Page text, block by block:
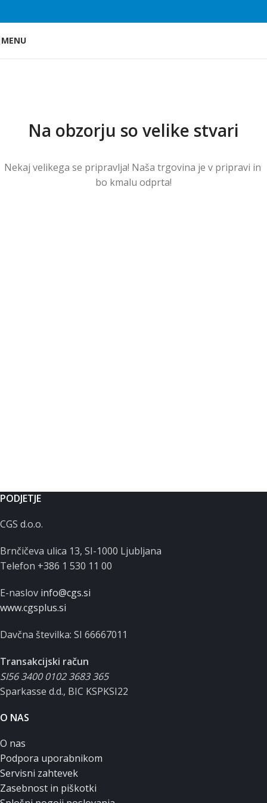
MENU
Na obzorju so velike stvari
Nekaj ​​velikega se pripravlja! Naša trgovina je v pripravi in ​​
bo kmalu odprta!
PODJETJE
CGS d.o.o.
Brnčičeva ulica 13, SI-1000 Ljubljana
Telefon +386 1 530 11 00
E-naslov info@cgs.si
www.cgsplus.si
Davčna številka: SI 66667011
Transakcijski račun
SI56 3400 0102 3683 365
Sparkasse d.d., BIC KSPKSI22
O NAS
O nas
Podpora uporabnikom
Servisni zahtevek
Zasebnost in piškotki